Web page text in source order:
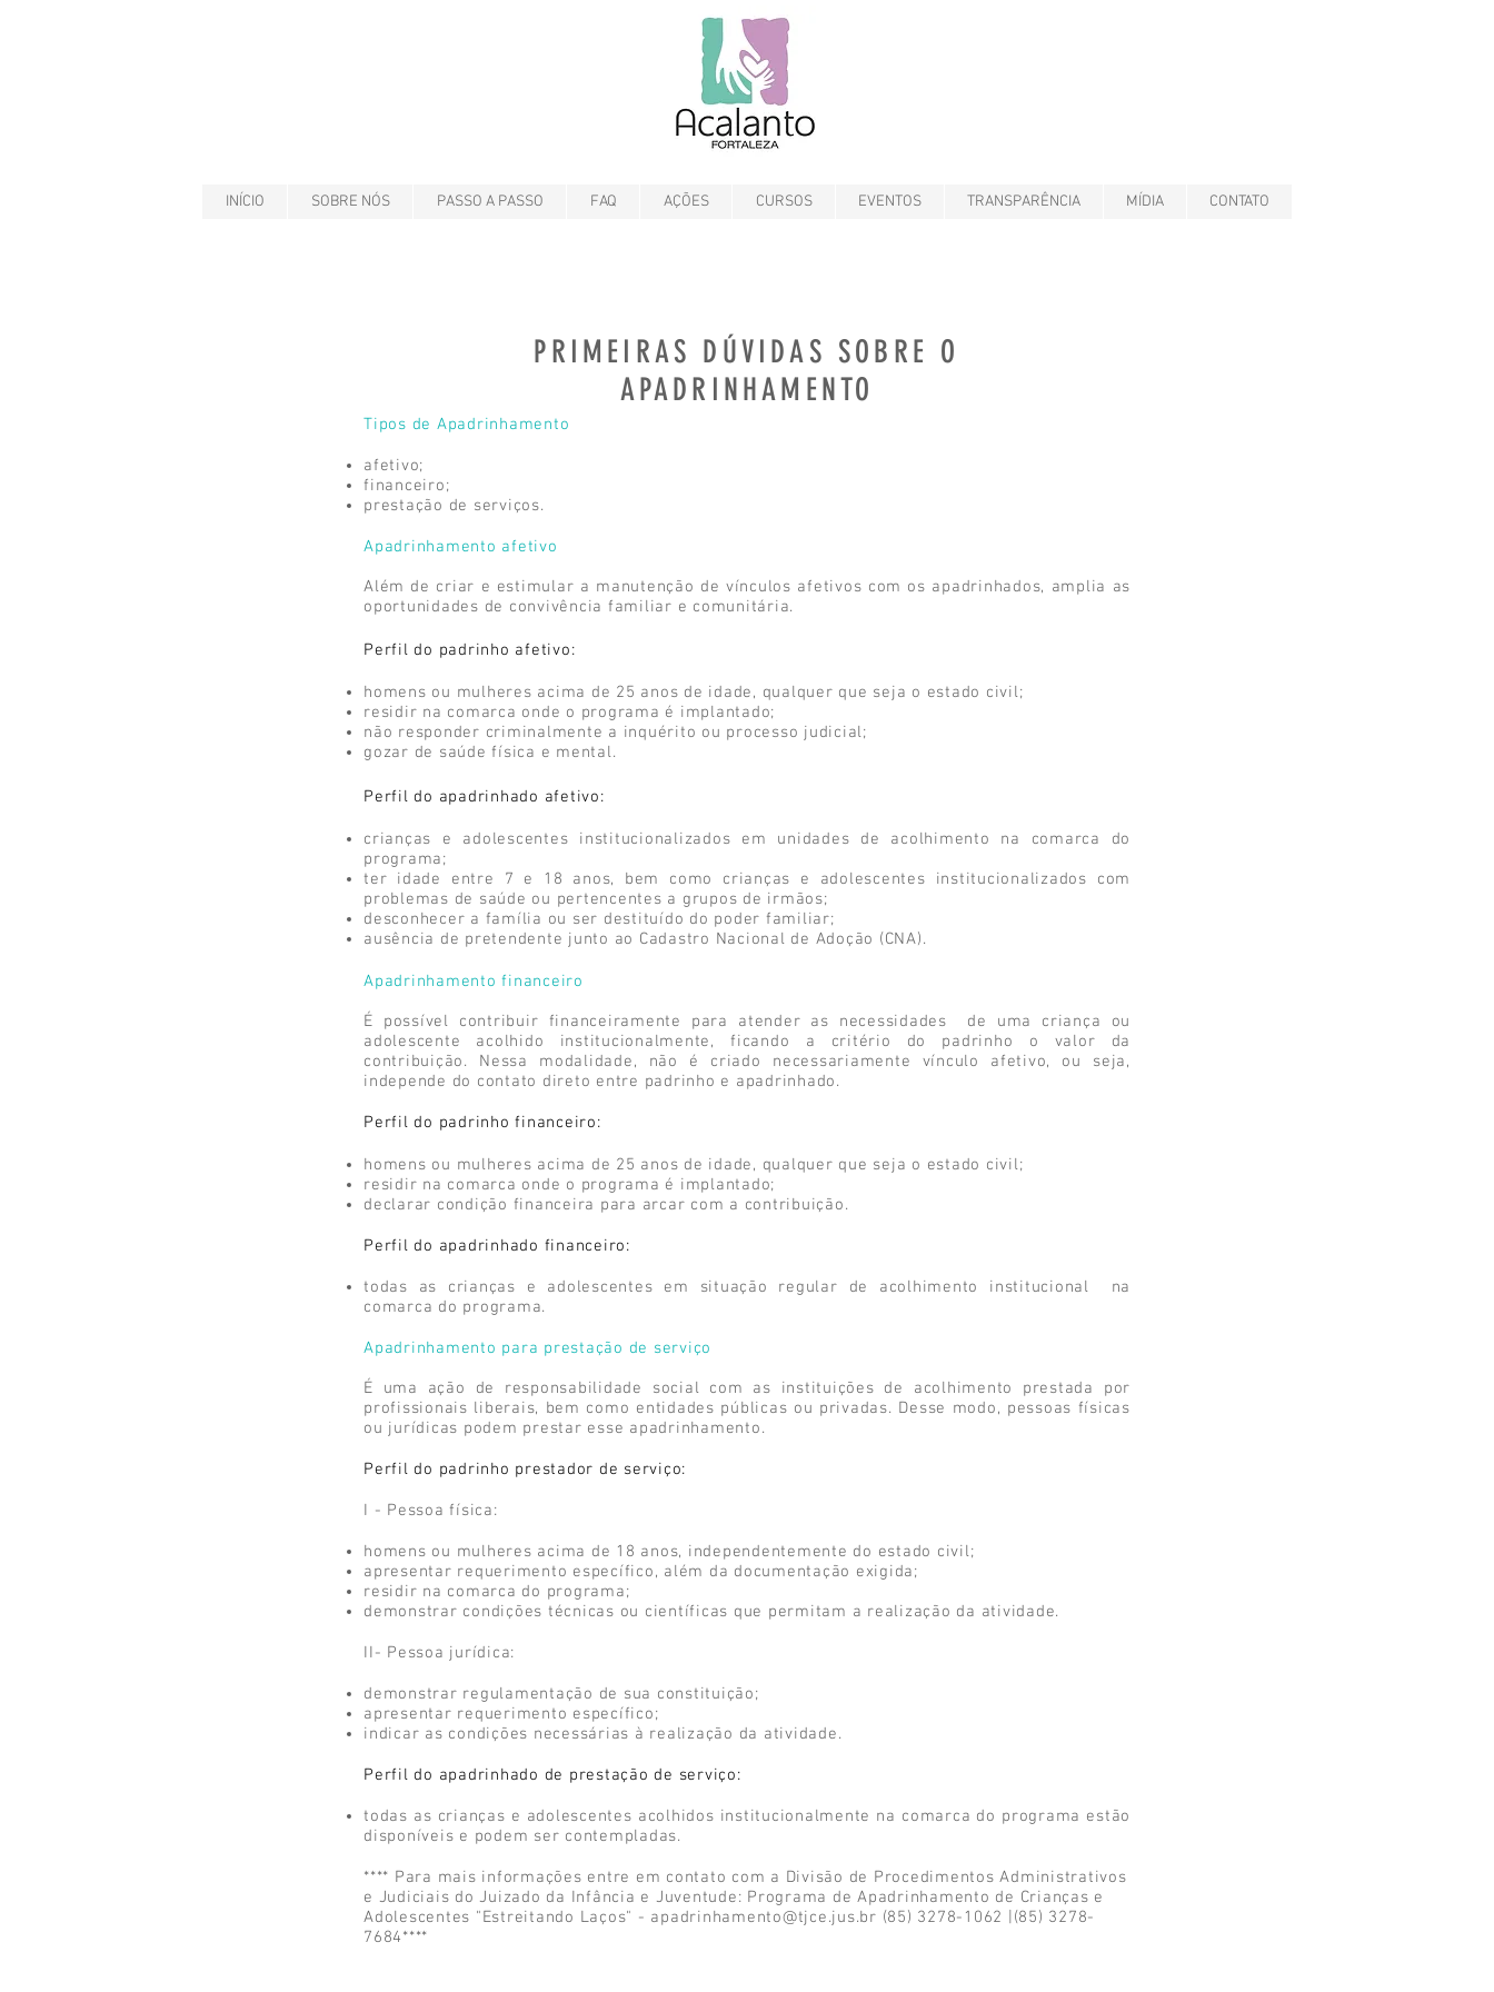
INÍCIO SOBRE NÓS PASSO A PASSO FAQ AÇÕES CURSOS EVENTOS TRANSPARÊNCIA MÍDIA CONTATO
PRIMEIRAS DÚVIDAS SOBRE O
APADRINHAMENTO
Tipos de Apadrinhamento
afetivo;
financeiro;
prestação de serviços.
Apadrinhamento afetivo
Além de criar e estimular a manutenção de vínculos afetivos com os apadrinhados, amplia as
oportunidades de convivência familiar e comunitária.
Perfil do padrinho afetivo:
homens ou mulheres acima de 25 anos de idade, qualquer que seja o estado civil;
residir na comarca onde o programa é implantado;
não responder criminalmente a inquérito ou processo judicial;
gozar de saúde física e mental.
Perfil do apadrinhado afetivo:
crianças e adolescentes institucionalizados em unidades de acolhimento na comarca do
programa;
ter idade entre 7 e 18 anos, bem como crianças e adolescentes institucionalizados com
problemas de saúde ou pertencentes a grupos de irmãos;
desconhecer a família ou ser destituído do poder familiar;
ausência de pretendente junto ao Cadastro Nacional de Adoção (CNA).
Apadrinhamento financeiro
É possível contribuir financeiramente para atender as necessidades de uma criança ou
adolescente acolhido institucionalmente, ficando a critério do padrinho o valor da
contribuição. Nessa modalidade, não é criado necessariamente vínculo afetivo, ou seja,
independe do contato direto entre padrinho e apadrinhado.
Perfil do padrinho financeiro:
homens ou mulheres acima de 25 anos de idade, qualquer que seja o estado civil;
residir na comarca onde o programa é implantado;
declarar condição financeira para arcar com a contribuição.
Perfil do apadrinhado financeiro:
todas as crianças e adolescentes em situação regular de acolhimento institucional na
comarca do programa.
Apadrinhamento para prestação de serviço
É uma ação de responsabilidade social com as instituições de acolhimento prestada por
profissionais liberais, bem como entidades públicas ou privadas. Desse modo, pessoas físicas
ou jurídicas podem prestar esse apadrinhamento.
Perfil do padrinho prestador de serviço:
I - Pessoa física:
homens ou mulheres acima de 18 anos, independentemente do estado civil;
apresentar requerimento específico, além da documentação exigida;
residir na comarca do programa;
demonstrar condições técnicas ou científicas que permitam a realização da atividade.
II- Pessoa jurídica:
demonstrar regulamentação de sua constituição;
apresentar requerimento específico;
indicar as condições necessárias à realização da atividade.
Perfil do apadrinhado de prestação de serviço:
todas as crianças e adolescentes acolhidos institucionalmente na comarca do programa estão
disponíveis e podem ser contempladas.
**** Para mais informações entre em contato com a Divisão de Procedimentos Administrativos
e Judiciais do Juizado da Infância e Juventude: Programa de Apadrinhamento de Crianças e
Adolescentes "Estreitando Laços" - apadrinhamento@tjce.jus.br (85) 3278-1062 |(85) 3278-
7684****